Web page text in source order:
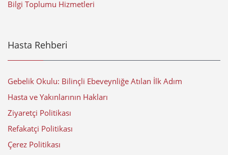
Bilgi Toplumu Hizmetleri
Hasta Rehberi
Gebelik Okulu: Bilinçli Ebeveynliğe Atılan İlk Adım
Hasta ve Yakınlarının Hakları
Ziyaretçi Politikası
Refakatçi Politikası
Çerez Politikası